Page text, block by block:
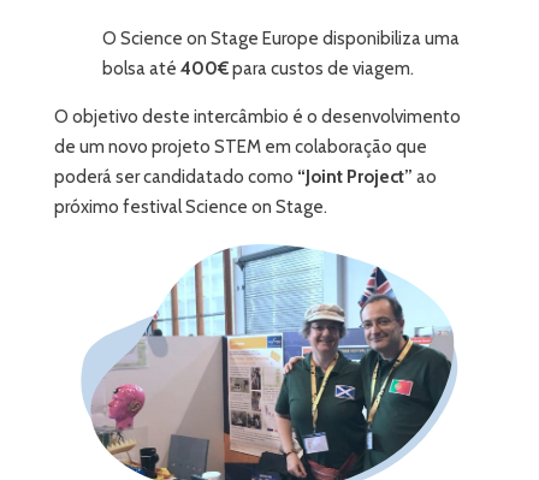
O Science on Stage Europe disponibiliza uma
bolsa até 400€para custos de viagem.
O objetivo deste intercâmbio é o desenvolvimento
de um novo projeto STEM em colaboração que
poderá ser candidatado como “Joint Project” ao
próximo festival Science on Stage.